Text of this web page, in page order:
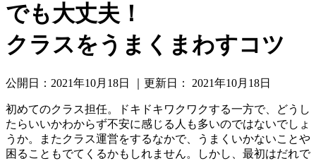
でも大丈夫！
クラスをうまくまわすコツ
公開日： 2021年10月18日 ｜更新日： 2021年10月18日
初めてのクラス担任。ドキドキワクワクする一方で、どうし
たらいいかわからず不安に感じる人も多いのではないでしょ
うか。またクラス運営をするなかで、うまくいかないことや
困ることもでてくるかもしれません。しかし、最初はだれで